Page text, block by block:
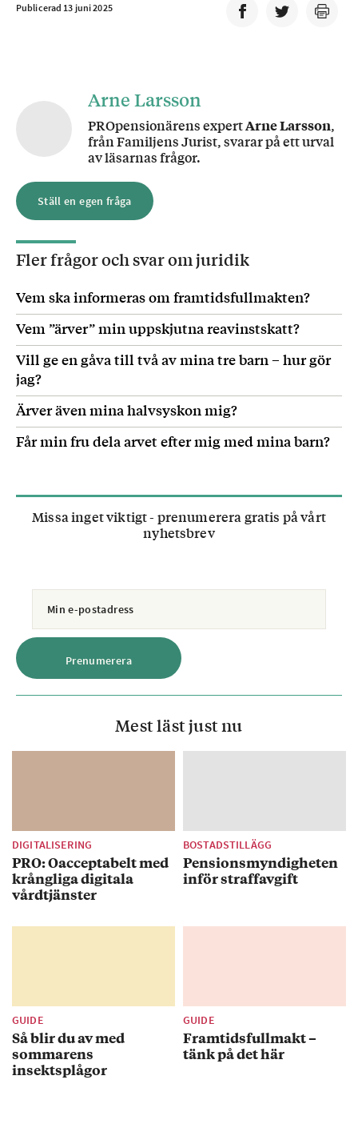
Publicerad 13 juni 2025
Arne Larsson
PROpensionärens expertArne Larsson,
från Familjens Jurist, svarar på ett urval
av läsarnas frågor.
Ställ en egen fråga
Fler frågor och svar omjuridik
Vem ska informeras om framtidsfullmakten?
Vem ”ärver” min uppskjutna reavinstskatt?
Vill ge en gåva till två av mina tre barn – hur gör
jag?
Ärver även mina halvsyskon mig?
Får min fru dela arvet efter mig med mina barn?
Missa inget viktigt - prenumerera gratis på vårt
nyhetsbrev
Mest läst just nu
DIGITALISERING
PRO: Oacceptabelt med
krångliga digitala
vårdtjänster
BOSTADSTILLÄGG
Pensionsmyndigheten
inför straffavgift
GUIDE
Så blir du av med
sommarens
insektsplågor
GUIDE
Framtidsfullmakt –
tänk på det här